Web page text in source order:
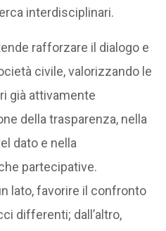
interdisciplinari.
rafforzare il dialogo e
civile, valorizzando le
già attivamente
della trasparenza, nella
dato e nella
partecipative.
lato, favorire il confronto
differenti; dall’altro,